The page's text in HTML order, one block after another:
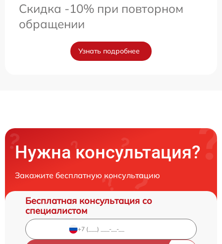
Скидка -10% при повторном
обращении
Узнать подробнее
Нужна консультация?
Закажите бесплатную консультацию
Бесплатная консультация со
специалистом